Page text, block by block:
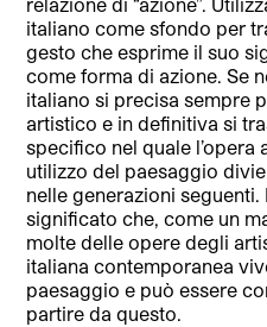
italiano come sfondo per
gesto che esprime il suo
come forma di azione. Se
italiano si precisa sempre
artistico e in definitiva si
specifico nel quale l’opera
utilizzo del paesaggio
nelle generazioni
significato che, come un
molte delle opere degli
italiana contemporanea
paesaggio e può essere
partire da questo.